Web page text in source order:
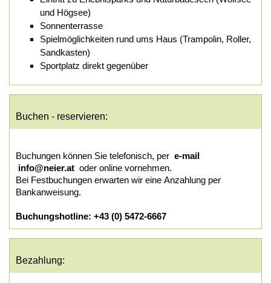
und Högsee)
Sonnenterrasse
Spielmöglichkeiten rund ums Haus (Trampolin, Roller,
Sandkasten)
Sportplatz direkt gegenüber
Buchen - reservieren:
Buchungen können Sie telefonisch, per e-mail
info@neier.at oder online vornehmen.
Bei Festbuchungen erwarten wir eine Anzahlung per
Bankanweisung.
Buchungshotline: +43 (0) 5472-6667
Bezahlung: